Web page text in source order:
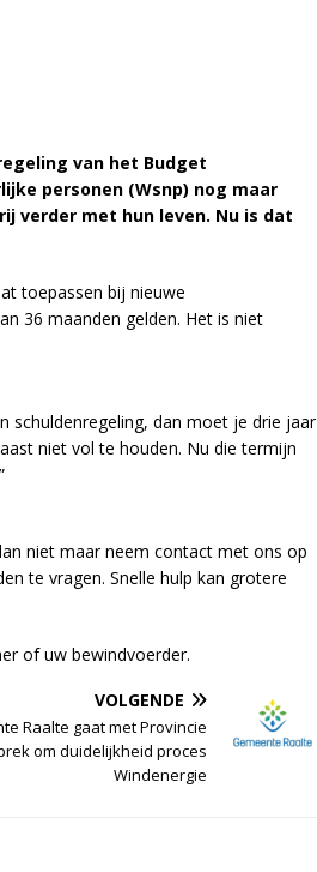
van het Budget
personen (Wsnp) nog maar
verder met hun leven. Nu is dat
toepassen bij nieuwe
36 maanden gelden. Het is niet
schuldenregeling, dan moet je drie jaar
niet vol te houden. Nu die termijn
niet maar neem contact met ons op
te vragen. Snelle hulp kan grotere
of uw bewindvoerder.
VOLGENDE
Raalte gaat met Provincie
om duidelijkheid proces
Windenergie